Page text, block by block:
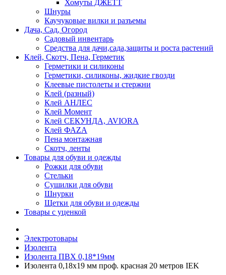
Хомуты ДЖЕТТ
Шнуры
Каучуковые вилки и разъемы
Дача, Сад, Огород
Садовый инвентарь
Средства для дачи,сада,защиты и роста растений
Клей, Скотч, Пена, Герметик
Герметики и силиконы
Герметики, силиконы, жидкие гвозди
Клеевые пистолеты и стержни
Клей (разный)
Клей АНЛЕС
Клей Момент
Клей СЕКУНДА, AVIORA
Клей ФАZА
Пена монтажная
Скотч, ленты
Товары для обуви и одежды
Рожки для обуви
Стельки
Сушилки для обуви
Шнурки
Щетки для обуви и одежды
Товары с уценкой
Электротовары
Изолента
Изолента ПВХ 0,18*19мм
Изолента 0,18х19 мм проф. красная 20 метров IEK